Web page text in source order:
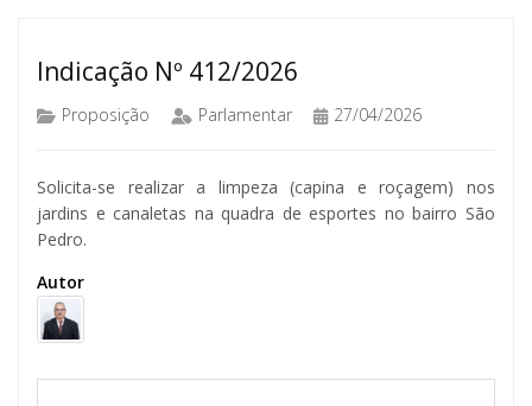
Indicação Nº 412/2026
Proposição Parlamentar 27/04/2026
Solicita-se realizar a limpeza (capina e roçagem) nos
jardins e canaletas na quadra de esportes no bairro São
Pedro.
Autor